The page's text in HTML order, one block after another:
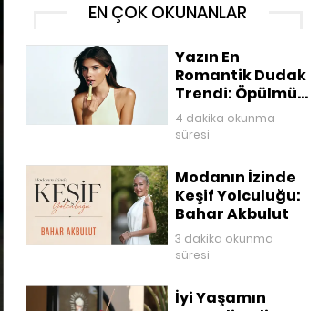
EN ÇOK OKUNANLAR
Yazın En
Romantik Dudak
Trendi: Öpülmüş
Dudaklar
4 dakika okunma
süresi
Modanın İzinde
Keşif Yolculuğu:
Bahar Akbulut
3 dakika okunma
süresi
İyi Yaşamın